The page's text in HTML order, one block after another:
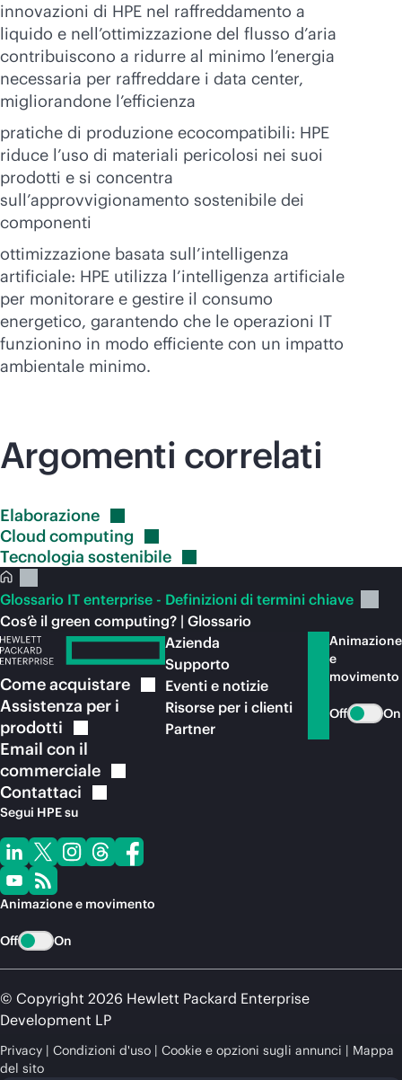
innovazioni di HPE nel raffreddamento a
liquido e nell’ottimizzazione del flusso d’aria
contribuiscono a ridurre al minimo l’energia
necessaria per raffreddare i data center,
migliorandone l’efficienza
pratiche di produzione ecocompatibili: HPE
riduce l’uso di materiali pericolosi nei suoi
prodotti e si concentra
sull’approvvigionamento sostenibile dei
componenti
ottimizzazione basata sull’intelligenza
artificiale: HPE utilizza l’intelligenza artificiale
per monitorare e gestire il consumo
energetico, garantendo che le operazioni IT
funzionino in modo efficiente con un impatto
ambientale minimo.
Argomenti correlati
Elaborazione
Cloudcomputing
Tecnologia sostenibile
Glossario IT enterprise - Definizioni di termini chiave
Cos’è il green computing? | Glossario
Comeacquistare
Assistenza per i
prodotti
Email con il
commerciale
Contattaci
Segui HPE su
Animazione e movimento
Off On
Azienda
Supporto
Eventi e notizie
Risorse per i clienti
Partner
Animazione
e
movimento
Off On
© Copyright 2026 Hewlett Packard Enterprise
Development LP
Privacy Condizioni d'uso Cookie e opzioni sugli annunci
Mappa
del sito